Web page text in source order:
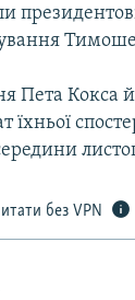
Пета Кокса
без VPN